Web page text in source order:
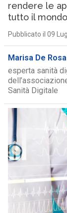
rendere le
tutto il mondo
Pubblicato il 09
Marisa De Rosa
esperta sanità
Sanità Digitale